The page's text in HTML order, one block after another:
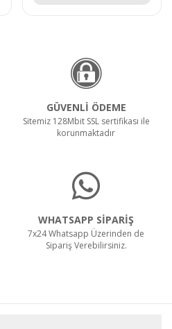
GÜVENLİ ÖDEME
Sitemiz 128Mbit SSL sertifikası ile
korunmaktadır
WHATSAPP SİPARİŞ
7x24 Whatsapp Üzerinden de
Sipariş Verebilirsiniz.